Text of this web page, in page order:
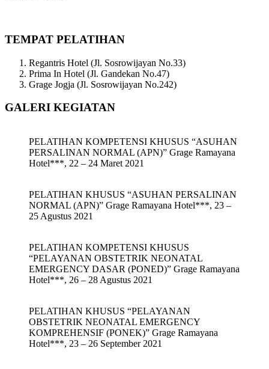
TEMPAT PELATIHAN
Regantris Hotel (Jl. Sosrowijayan No.33)
Prima In Hotel (Jl. Gandekan No.47)
Grage Jogja (Jl. Sosrowijayan No.242)
GALERI KEGIATAN
PELATIHAN KOMPETENSI KHUSUS “ASUHAN
PERSALINAN NORMAL (APN)” Grage Ramayana
Hotel***, 22 – 24 Maret 2021
PELATIHAN KHUSUS “ASUHAN PERSALINAN
NORMAL (APN)” Grage Ramayana Hotel***, 23 –
25 Agustus 2021
PELATIHAN KOMPETENSI KHUSUS
“PELAYANAN OBSTETRIK NEONATAL
EMERGENCY DASAR (PONED)” Grage Ramayana
Hotel***, 26 – 28 Agustus 2021
PELATIHAN KHUSUS “PELAYANAN
OBSTETRIK NEONATAL EMERGENCY
KOMPREHENSIF (PONEK)” Grage Ramayana
Hotel***, 23 – 26 September 2021